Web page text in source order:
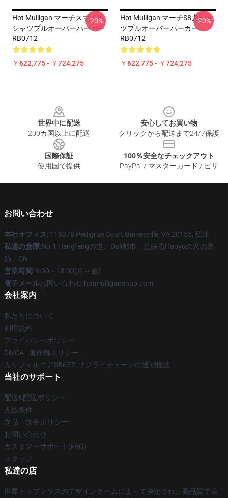
Hot Mulligan マーチスマイル
シャツプルオーバーパーカー
RB0712
￥622,775 - ￥724,275
-20%
Hot Mulligan マーチS8犬シャ
ツプルオーバーパーカー
RB0712
￥622,775 - ￥724,275
-20%
世界中に配送
200カ国以上に配送
安心してお買い物
クリックから配送まで24/7保護
国際保証
使用国で提供
100％安全なチェックアウト
PayPal / マスターカード / ビザ
お問い合わせ
本社オフィス: 118378 Pedigrue Court Gainesville, VA 20155, 私達
私達の倉庫:No.1 Hengfengの道、Dali都市、江蘇省Haoyuの窓の装
飾、CN
営業時間: 9:00～18:00(月～金)
電子メールお問い合わせ:hotmulliganshop.com
会社案内
私たちについて
利用規約
プライバシーポリシー
DMCA - 著作権ポリシー
カリフォルニアSB657: サプライチェーンの透明性法
当社のサポート
配送&配送ポリシー
支払条件
返品・返金ポリシー
お問い合わせ
カスタマーサポート(FAQ)
スタッフ
私達の店
世界トップクラスのデザインチームによって決定され、高品質で美